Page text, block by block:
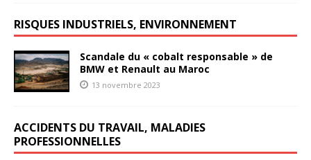
RISQUES INDUSTRIELS, ENVIRONNEMENT
Scandale du « cobalt responsable » de
BMW et Renault au Maroc
13 novembre 2023
ACCIDENTS DU TRAVAIL, MALADIES
PROFESSIONNELLES